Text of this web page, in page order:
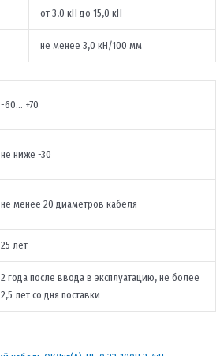
от 3,0 кН до 15,0 кН
не менее 3,0 кН/100 мм
-60… +70
не ниже -30
не менее 20 диаметров кабеля
25 лет
2 года после ввода в эксплуатацию, не более
2,5 лет со дня поставки